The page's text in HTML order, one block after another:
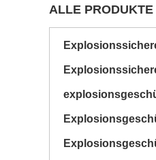
ALLE PRODUKTE